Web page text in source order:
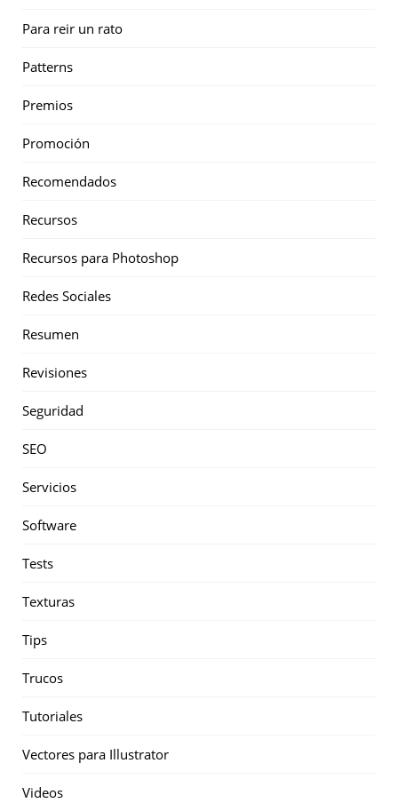
Para reir un rato
Patterns
Premios
Promoción
Recomendados
Recursos
Recursos para Photoshop
Redes Sociales
Resumen
Revisiones
Seguridad
SEO
Servicios
Software
Tests
Texturas
Tips
Trucos
Tutoriales
Vectores para Illustrator
Videos